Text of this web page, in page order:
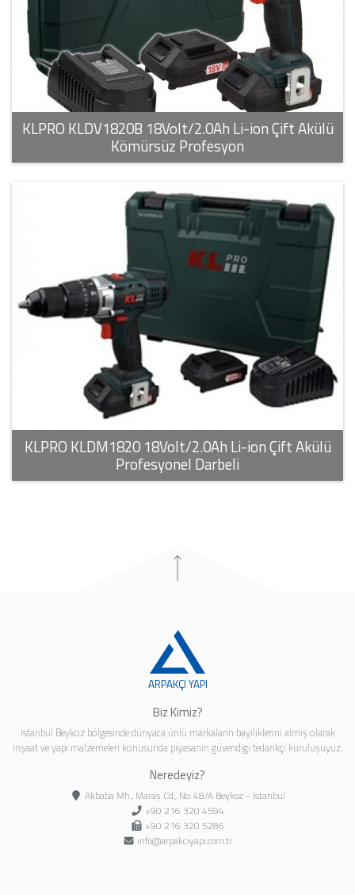
KLPRO KLDV1820B 18Volt/2.0Ah Li-ion Çift Akülü
Kömürsüz Profesyon
KLPRO KLDM1820 18Volt/2.0Ah Li-ion Çift Akülü
Profesyonel Darbeli
Biz Kimiz?
İstanbul Beykoz bölgesinde dünyaca ünlü markaların bayiliklerini almış olarak
inşaat ve yapı malzemeleri konusunda piyasanın güvendigi tedarikçi kuruluşuyuz.
ARPAKÇI YAPI
Neredeyiz?
Akbaba Mh., Maraş Cd., No: 48/A Beykoz - İstanbul
+90 216 320 4594
+90 216 320 5286
info@arpakciyapi.com.tr